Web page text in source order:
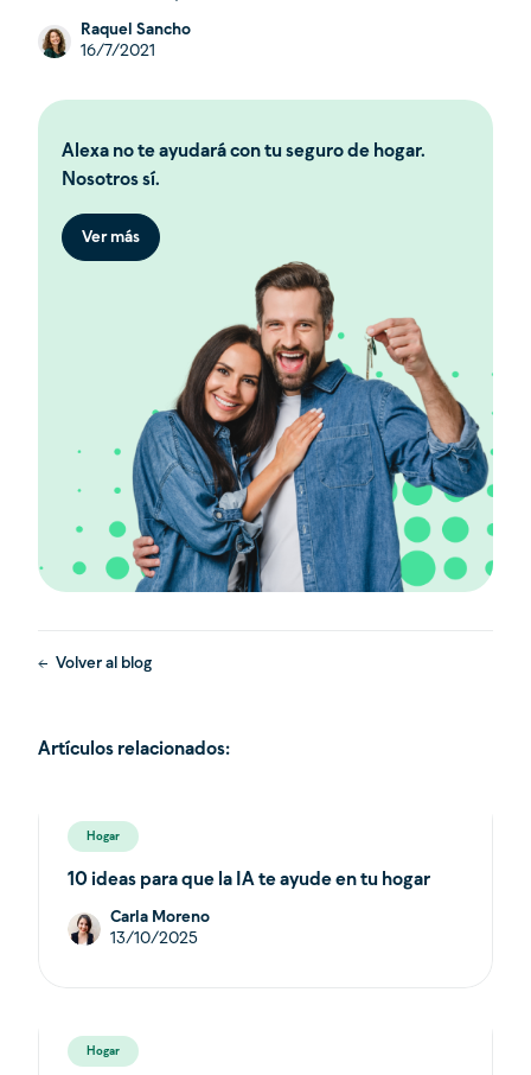
Volver al blog
Raquel Sancho
16/7/2021
Alexa no te ayudará con tu seguro de hogar.
Nosotros sí.
Ver más
Artículos relacionados:
Hogar
10 ideas para que la IA te ayude en tu hogar
Carla Moreno
13/10/2025
Hogar